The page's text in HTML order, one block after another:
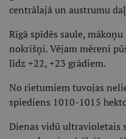
centrālajā un austrumu
Rīgā spīdēs saule,
nokrišņi. Vējam mēreni
līdz +22, +23 grādiem.
No rietumiem tuvojas
spiediens 1010-1015
Dienas vidū ultravioletais